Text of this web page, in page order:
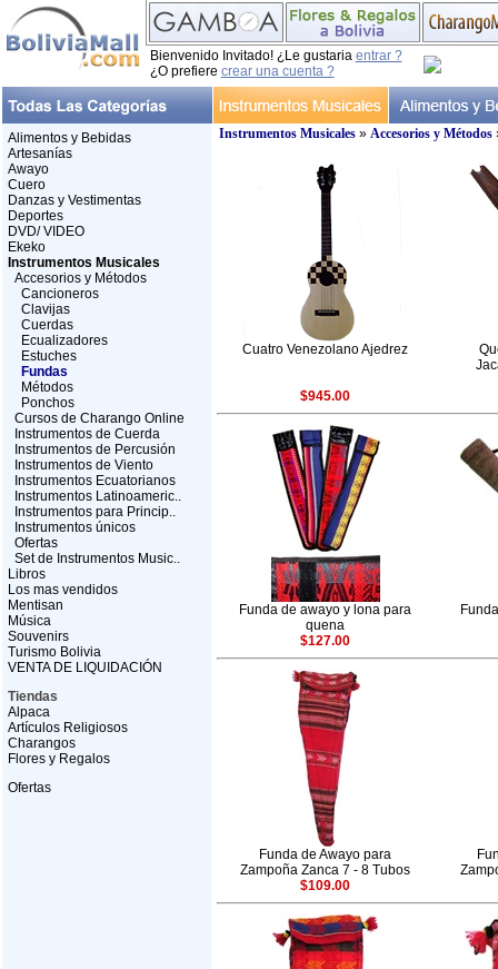
Bienvenido Invitado! ¿Le gustaria entrar ?
¿O prefiere crear una cuenta ?
Alimentos y Bebidas
Artesanías
Awayo
Cuero
Danzas y Vestimentas
Deportes
DVD/ VIDEO
Ekeko
Instrumentos Musicales
Accesorios y Métodos
Cancioneros
Clavijas
Cuerdas
Ecualizadores
Estuches
Fundas
Métodos
Ponchos
Cursos de Charango Online
Instrumentos de Cuerda
Instrumentos de Percusión
Instrumentos de Viento
Instrumentos Ecuatorianos
Instrumentos Latinoameric..
Instrumentos para Princip..
Instrumentos únicos
Ofertas
Set de Instrumentos Music..
Libros
Los mas vendidos
Mentisan
Música
Souvenirs
Turismo Bolivia
VENTA DE LIQUIDACIÓN
Tiendas
Alpaca
Artículos Religiosos
Charangos
Flores y Regalos
Ofertas
Instrumentos Musicales» Accesorios y Métodos
Cuatro Venezolano Ajedrez
$945.00
Funda de awayo y lona para
quena
$127.00
Funda de Awayo para
Zampoña Zanca 7 - 8 Tubos
$109.00